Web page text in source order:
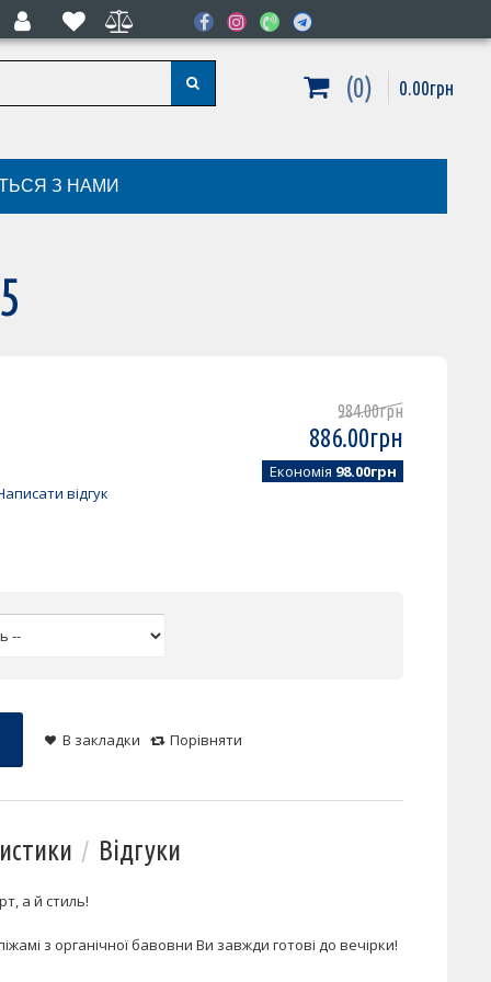
0 0.00грн
З НАМИ
984.00грн
886.00грн
Економія 98.00грн
відгук
В закладки Порівняти
Відгуки
а й стиль!
з органічної бавовни Ви завжди готові до вечірки!